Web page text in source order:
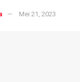
Mei 21, 2023